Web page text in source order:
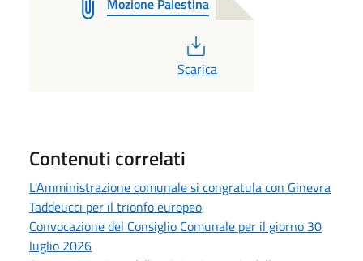
Scarica
Contenuti correlati
L'Amministrazione comunale si congratula con Ginevra
Taddeucci per il trionfo europeo
Convocazione del Consiglio Comunale per il giorno 30
luglio 2026